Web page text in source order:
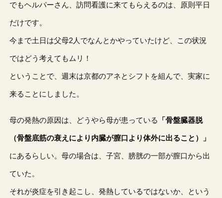
でもヘルパーさん、訪問看護に来てもらえるのは、原則平日
だけです。
今まで土日は父母2人でなんとかやっていたけど、この状況
ではどう考えてもムリ！
ということで、週末は京都のアネとシフトを組んで、実家に
来ることにしました。
母の発熱の原因は、どうやら母が患っている 「骨盤臓器脱
（骨盤底筋の衰えにより内臓が膣口より体外に出ること）」
にあるらしい。母の場合は、子宮、膀胱の一部が膣口から出
ていた。
それが炎症を引き起こし、発熱しているではないか、という